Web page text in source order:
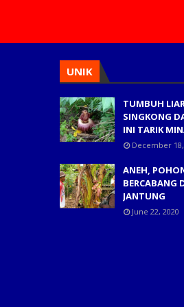
UNIK
TUMBUH
SINGKONG
INI TARIK
December 18,
ANEH,
BERCABANG
JANTUNG
June 22, 2020